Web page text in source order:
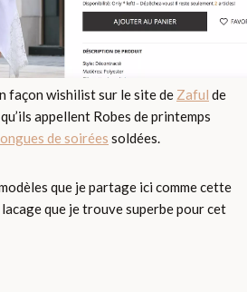
façon wishilist sur le site de Zaful de
qu’ils appellent Robes de printemps
de soirées soldées.
que je partage ici comme cette
que je trouve superbe pour cet